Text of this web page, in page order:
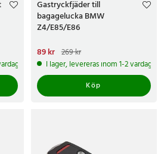
Gastryckfjäder till
bagagelucka BMW
Z4/E85/E86
Nuvarande pris
pris:269 kr
89 kr 269 kr
I lager, levereras inom 1-2 vardagar
Köp